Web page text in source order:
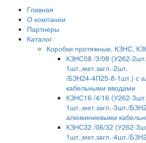
Главная
О компании
Партнеры
Каталог
Коробки протяжные, КЗНС,
КЗНС08 /3/08 (У262-
1шт.,мет.загл.-2шт.
/БЗН24-4П25-8-1шт.) с
кабельными вводами
КЗНС16 /4/16 (У262-
1шт.,мет.загл.-3шт./
алюминиевыми
КЗНС32 /06/32 (У262-
1шт.,мет.загл.-4шт./